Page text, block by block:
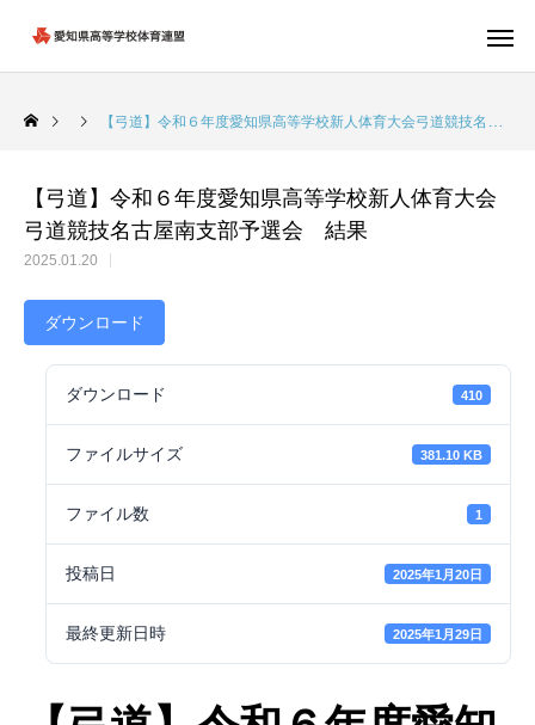
【弓道】令和６年度愛知県高等学校新人体育大会弓道競技名古屋南支部予選会 結果
【弓道】令和６年度愛知県高等学校新人体育大会
弓道競技名古屋南支部予選会 結果
2025.01.20
ダウンロード
ダウンロード 410
ファイルサイズ 381.10 KB
ファイル数 1
投稿日 2025年1月20日
最終更新日時 2025年1月29日